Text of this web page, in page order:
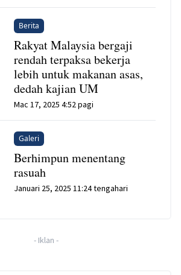
Berita
Rakyat Malaysia bergaji
rendah terpaksa bekerja
lebih untuk makanan asas,
dedah kajian UM
Mac 17, 2025 4:52 pagi
Galeri
Berhimpun menentang
rasuah
Januari 25, 2025 11:24 tengahari
- Iklan -